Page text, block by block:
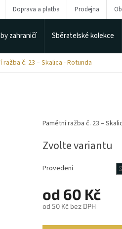
Doprava a platba Prodejna
zahraničí Sběratelské kolekce
ražba č. 23 – Skalica - Rotunda
od 60 Kč
od 50 Kč bez DPH
Zvolte variantu
Provedení
Pamětní ražba č. 23 –